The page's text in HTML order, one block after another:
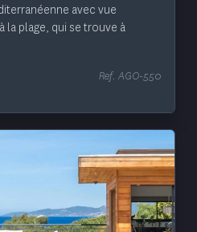
avec vue
la plage, qui se trouve à
Ref. AGO-550
le bien